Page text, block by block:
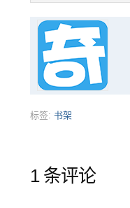
标签: 书架
1 条评论